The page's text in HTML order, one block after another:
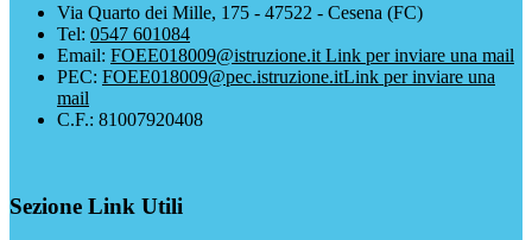
Via Quarto dei Mille, 175 - 47522 - Cesena (FC)
Tel: 0547 601084
Email: FOEE018009@istruzione.it Link per inviare una mail
PEC: FOEE018009@pec.istruzione.itLink per inviare una
mail
C.F.: 81007920408
Sezione Link Utili